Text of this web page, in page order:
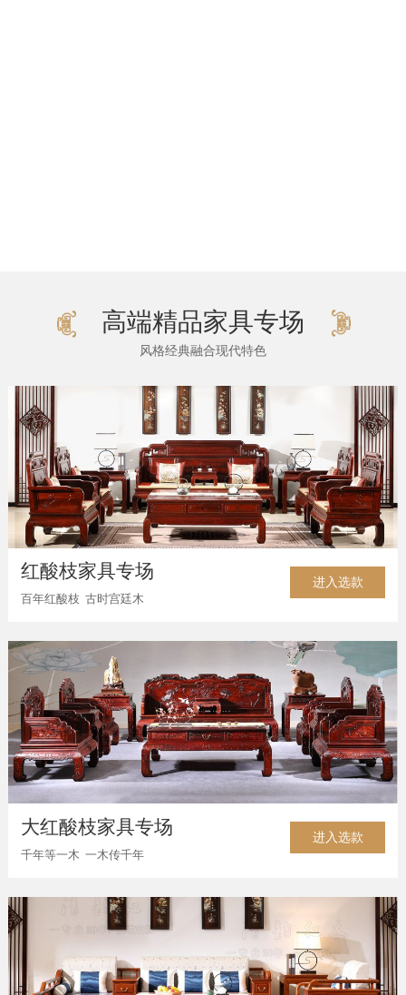
高端精品家具专场
风格经典融合现代特色
红酸枝家具专场
百年红酸枝 古时宫廷木
进入选款
大红酸枝家具专场
千年等一木 一木传千年
进入选款